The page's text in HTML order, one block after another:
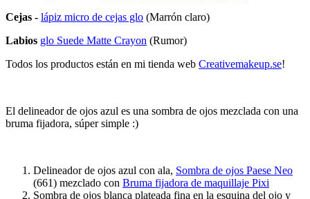
Cejas - lápiz micro de cejas glo (Marrón claro)
Labios glo Suede Matte Crayon (Rumor)
Todos los productos están en mi tienda web Creativemakeup.se!
El delineador de ojos azul es una sombra de ojos mezclada con una
bruma fijadora, súper simple :)
Delineador de ojos azul con ala, Sombra de ojos Paese Neo
(661) mezclado con Bruma fijadora de maquillaje Pixi
Sombra de ojos blanca plateada fina en la esquina del ojo y